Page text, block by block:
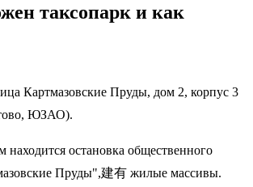
таксопарк и как
Картмазовские Пруды, дом 2, корпус 3
ЮЗАО).
находится остановка общественного
Пруды",建有 жилые массивы.